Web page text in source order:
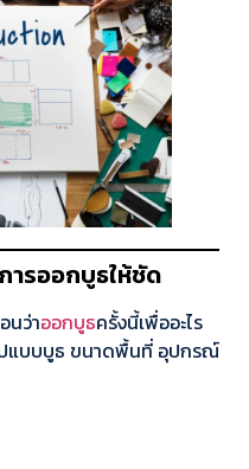
ารออกบูธให้ชัด
นว่าออกบูธครั้งนี้เพื่ออะไร
ปแบบบูธ ขนาดพื้นที่ อุปกรณ์